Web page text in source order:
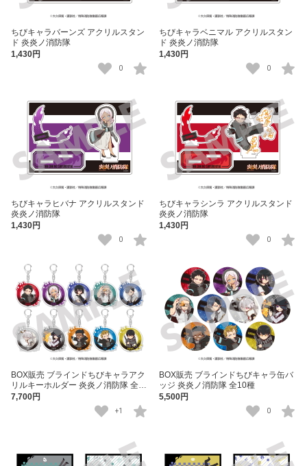
ちびキャラバーンズ アクリルスタン
ド 炎炎ノ消防隊
1,430円
0
ちびキャラベニマル アクリルスタン
ド 炎炎ノ消防隊
1,430円
0
ちびキャラヒバナ アクリルスタンド
炎炎ノ消防隊
1,430円
0
ちびキャラシンラ アクリルスタンド
炎炎ノ消防隊
1,430円
0
BOX販売 ブラインドちびキャラアク
リルキーホルダー 炎炎ノ消防隊 全10
種
7,700円
+1
BOX販売 ブラインドちびキャラ缶バ
ッジ 炎炎ノ消防隊 全10種
5,500円
0